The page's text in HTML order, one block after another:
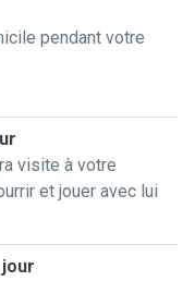
pendant votre
visite à votre
et jouer avec lui